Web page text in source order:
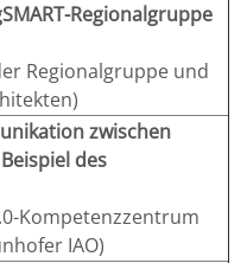
Regionalgruppe
Regionalgruppe und
zwischen
des
Kompetenzzentrum
IAO)